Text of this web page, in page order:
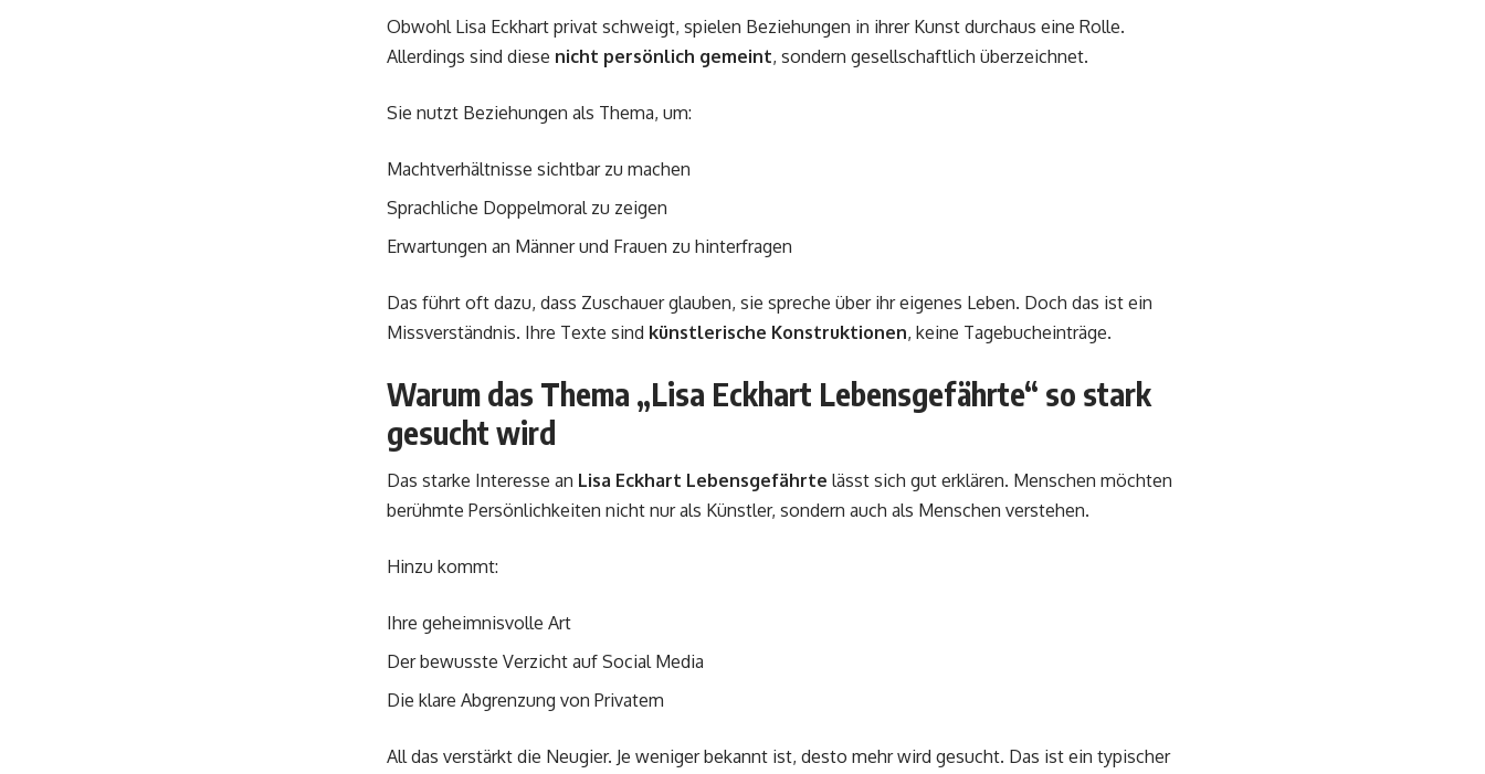
Obwohl Lisa Eckhart privat schweigt, spielen Beziehungen in ihrer Kunst durchaus eine Rolle.
Allerdings sind diese nicht persönlich gemeint, sondern gesellschaftlich überzeichnet.
Sie nutzt Beziehungen als Thema, um:
Machtverhältnisse sichtbar zu machen
Sprachliche Doppelmoral zu zeigen
Erwartungen an Männer und Frauen zu hinterfragen
Das führt oft dazu, dass Zuschauer glauben, sie spreche über ihr eigenes Leben. Doch das ist ein
Missverständnis. Ihre Texte sind künstlerische Konstruktionen, keine Tagebucheinträge.
Warum das Thema „Lisa Eckhart Lebensgefährte“ so stark
gesucht wird
Das starke Interesse an Lisa Eckhart Lebensgefährte lässt sich gut erklären. Menschen möchten
berühmte Persönlichkeiten nicht nur als Künstler, sondern auch als Menschen verstehen.
Hinzu kommt:
Ihre geheimnisvolle Art
Der bewusste Verzicht auf Social Media
Die klare Abgrenzung von Privatem
All das verstärkt die Neugier. Je weniger bekannt ist, desto mehr wird gesucht. Das ist ein typischer